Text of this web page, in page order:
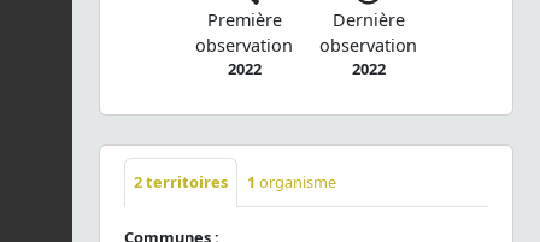
Première
observation
2022
Dernière
observation
2022
2territoires 1 organisme
Communes :